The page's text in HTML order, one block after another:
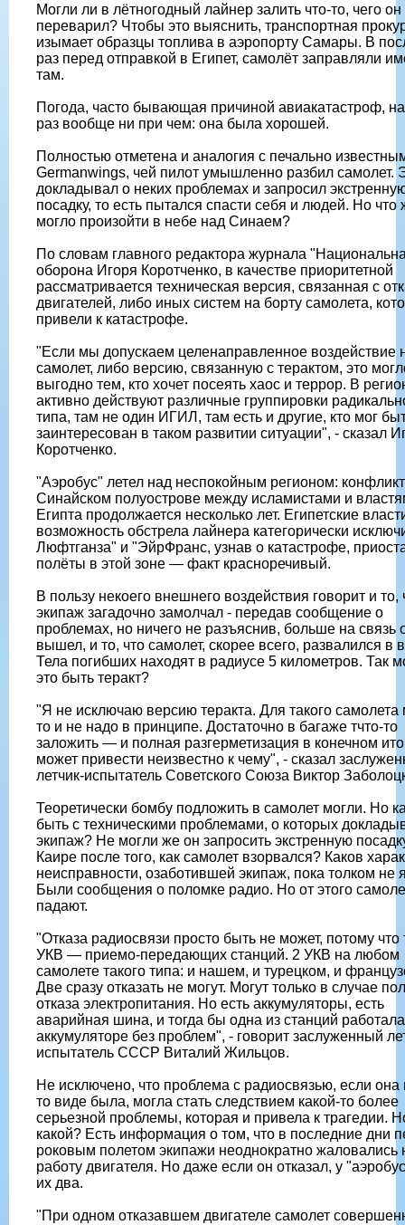
Могли ли в лётногодный лайнер залить что-то, чего он
переварил? Чтобы это выяснить, транспортная
изымает образцы топлива в аэропорту Самары. В
раз перед отправкой в Египет, самолёт заправляли
там.
Погода, часто бывающая причиной авиакатастроф, на
раз вообще ни при чем: она была хорошей.
Полностью отметена и аналогия с печально
Germanwings, чей пилот умышленно разбил самолет.
докладывал о неких проблемах и запросил
посадку, то есть пытался спасти себя и людей. Но что
могло произойти в небе над Синаем?
По словам главного редактора журнала
оборона Игоря Коротченко, в качестве приоритетной
рассматривается техническая версия, связанная с
двигателей, либо иных систем на борту самолета,
привели к катастрофе.
"Если мы допускаем целенаправленное воздействие
самолет, либо версию, связанную с терактом, это
выгодно тем, кто хочет посеять хаос и террор. В
активно действуют различные группировки
типа, там не один ИГИЛ, там есть и другие, кто мог
заинтересован в таком развитии ситуации", - сказал
Коротченко.
"Аэробус" летел над неспокойным регионом:
Синайском полуострове между исламистами и
Египта продолжается несколько лет. Египетские
возможность обстрела лайнера категорически
Люфтганза" и "ЭйрФранс, узнав о катастрофе,
полёты в этой зоне — факт красноречивый.
В пользу некоего внешнего воздействия говорит и то,
экипаж загадочно замолчал - передав сообщение о
проблемах, но ничего не разъяснив, больше на связь
вышел, и то, что самолет, скорее всего, развалился в
Тела погибших находят в радиусе 5 километров. Так
это быть теракт?
"Я не исключаю версию теракта. Для такого самолета
то и не надо в принципе. Достаточно в багаже тчто-то
заложить — и полная разгерметизация в конечном
может привести неизвестно к чему", - сказал
летчик-испытатель Советского Союза Виктор
Теоретически бомбу подложить в самолет могли. Но
быть с техническими проблемами, о которых
экипаж? Не могли же он запросить экстренную
Каире после того, как самолет взорвался? Каков
неисправности, озаботившей экипаж, пока толком не
Были сообщения о поломке радио. Но от этого
падают.
"Отказа радиосвязи просто быть не может, потому что
УКВ — приемо-передающих станций. 2 УКВ на любом
самолете такого типа: и нашем, и турецком, и
Две сразу отказать не могут. Могут только в случае
отказа электропитания. Но есть аккумуляторы, есть
аварийная шина, и тогда бы одна из станций
аккумуляторе без проблем", - говорит заслуженный
испытатель СССР Виталий Жильцов.
Не исключено, что проблема с радиосвязью, если она
то виде была, могла стать следствием какой-то более
серьезной проблемы, которая и привела к трагедии.
какой? Есть информация о том, что в последние дни
роковым полетом экипажи неоднократно жаловались
работу двигателя. Но даже если он отказал, у
их два.
"При одном отказавшем двигателе самолет